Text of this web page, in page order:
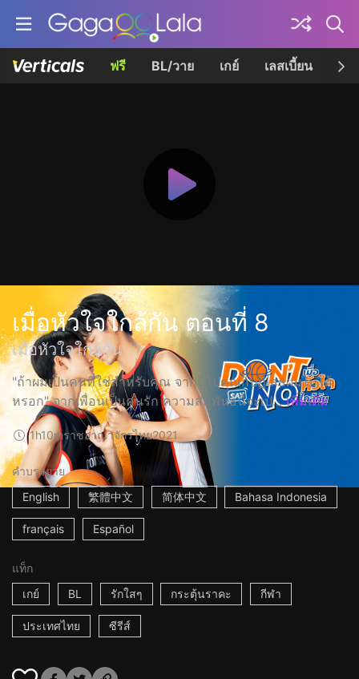
ฟรี BL/วาย เกย์ เลสเบี้ยน เค
เมื่อหัวใจใกล้กัน ตอนที่ 8
เมื่อหัวใจใกล้กัน
"ถ้าผมเป็นคนที่ใช่สำหรับคุณ จากนี้ไปคุณก็ปฏิเสธผมไม่ได้
หรอก" จากเพื่อนเป็นคนรัก ความสัมพันธ์นี้จะเป... เพิ่มเติม
1h10mราชอาณาจักรไทย2021
คำบรรยาย
English
繁體中文 简体中文 Bahasa Indonesia
français Español
แท็ก
เกย์
BL รักใสๆ กระตุ้นราคะ กีฬา
ประเทศไทย ซีรีส์